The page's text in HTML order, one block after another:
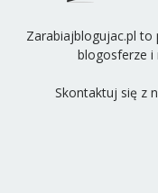
Zarabiajblogujac.pl to
blogosferze i
Skontaktuj się z